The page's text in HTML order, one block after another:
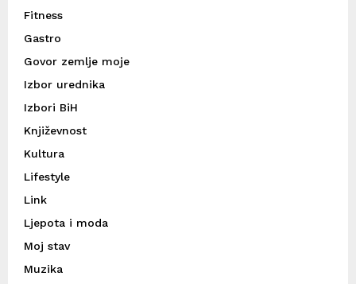
Fitness
Gastro
Govor zemlje moje
Izbor urednika
Izbori BiH
Književnost
Kultura
Lifestyle
Link
Ljepota i moda
Moj stav
Muzika